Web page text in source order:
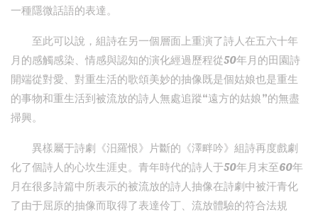
一種隱微話語的表達。
至此可以說，組詩在另一個層面上重演了詩人在五六十年
月的感觸感染、情感與認知的演化經過歷程從50年月的田園詩
開端從對愛、對重生活的歌頌美妙的抽像既是個姑娘也是重生
的事物和重生活到被流放的詩人無處追蹤“遠方的姑娘”的無盡
掃興。
異樣屬于詩劇《汨羅恨》片斷的《澤畔吟》組詩再度戲劇
化了個詩人的心坎生涯史。青年時代的詩人于50年月末至60年
月在很多詩篇中所表示的被流放的詩人抽像在詩劇中被汗青化
了由于屈原的抽像而取得了表達伶丁、流放體驗的符合法規